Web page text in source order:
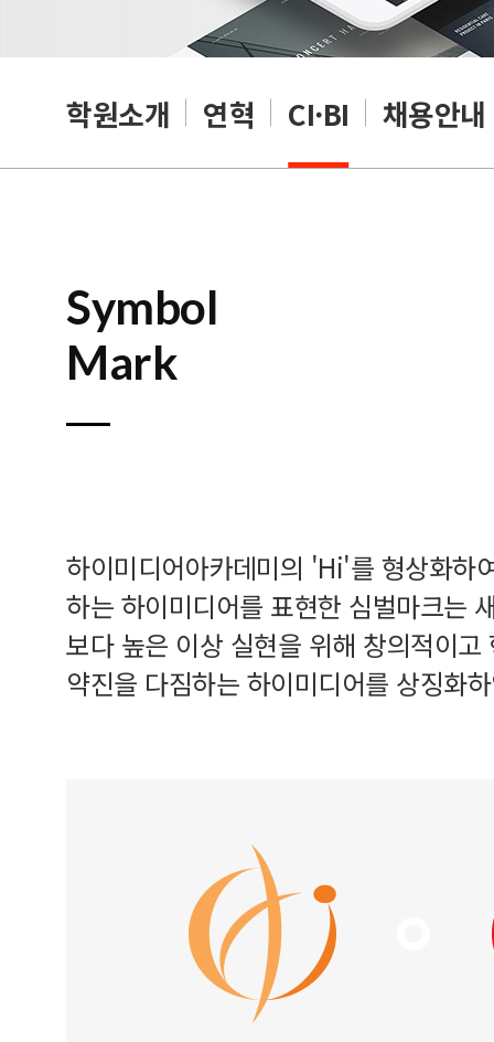
학원소개 연혁 CI·BI 채용안내
Symbol
Mark
하이미디어아카데미의 'Hi'를 형상화하
하는 하이미디어를 표현한 심벌마크는
보다 높은 이상 실현을 위해 창의적이
약진을 다짐하는 하이미디어를 상징화